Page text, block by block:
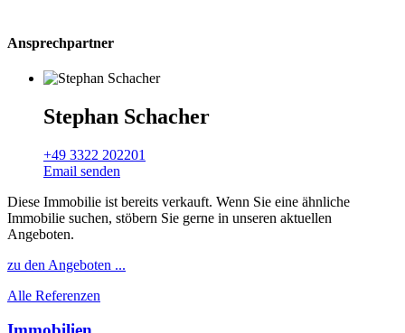
Ansprechpartner
Stephan Schacher
+49 3322 202201
Email senden
Diese Immobilie ist bereits verkauft. Wenn Sie eine ähnliche
Immobilie suchen, stöbern Sie gerne in unseren aktuellen
Angeboten.
zu den Angeboten ...
Alle Referenzen